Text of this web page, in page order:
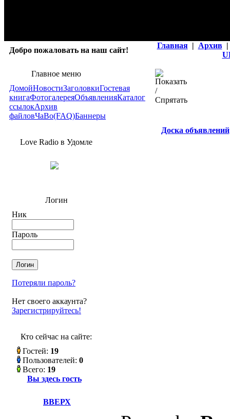
Добро пожаловать на наш сайт!
Главная | Архив |
Главное меню
ДомойНовостиЗаголовкиГостевая
книгаФотогалереяОбъявленияКаталог
ссылокАрхив
файловЧаВо(FAQ)Баннеры
Love Radio в Удомле
Логин
Ник
Пароль
Потеряли пароль?
Нет своего аккаунта?
Зарегистрируйтесь!
Кто сейчас на сайте:
Гостей: 19
Пользователей: 0
Всего: 19
Вы здесь гость
Доска объявлений
ВВЕРХ